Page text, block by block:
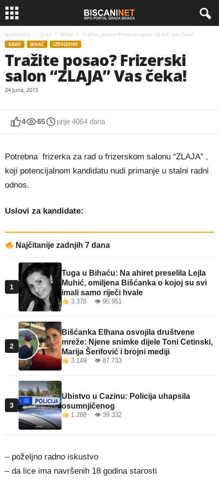
Naslovnica Grad Bihać Tražite posao? Frizerski salon “ZLAJA” Vas čeka!
GRAD BIHAĆ IZDVOJENO
Tražite posao? Frizerski
salon “ZLAJA” Vas čeka!
24 Juna, 2015
4 65 prije 4064 dana
Potrebna frizerka za rad u frizerskom salonu “ZLAJA” ,
koji potencijalnom kandidatu nudi primanje u stalni radni
odnos.
Uslovi za kandidate:
Najčitanije zadnjih 7 dana
1
Tuga u Bihaću: Na ahiret preselila Lejla
Muhić, omiljena Bišćanka o kojoj su svi
imali samo riječi hvale
3.378 👁 95.951
2
Bišćanka Elhana osvojila društvene
mreže: Njene snimke dijele Toni Cetinski,
Marija Šerifović i brojni mediji
3.149 👁 87.733
3
Ubistvo u Cazinu: Policija uhapsila
osumnjičenog
1.288 👁 39.332
– poželjno radno iskustvo
– da lice ima navršenih 18 godina starosti